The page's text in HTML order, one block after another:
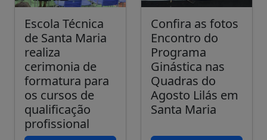
Escola Técnica
de Santa Maria
realiza
cerimonia de
formatura para
os cursos de
qualificação
profissional
Confira as fotos
Encontro do
Programa
Ginástica nas
Quadras do
Agosto Lilás em
Santa Maria